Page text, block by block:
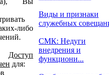
либо
Доступ
для:
Виды и признаки
служебных
СМК: Недуги
внедрения и
функциони...